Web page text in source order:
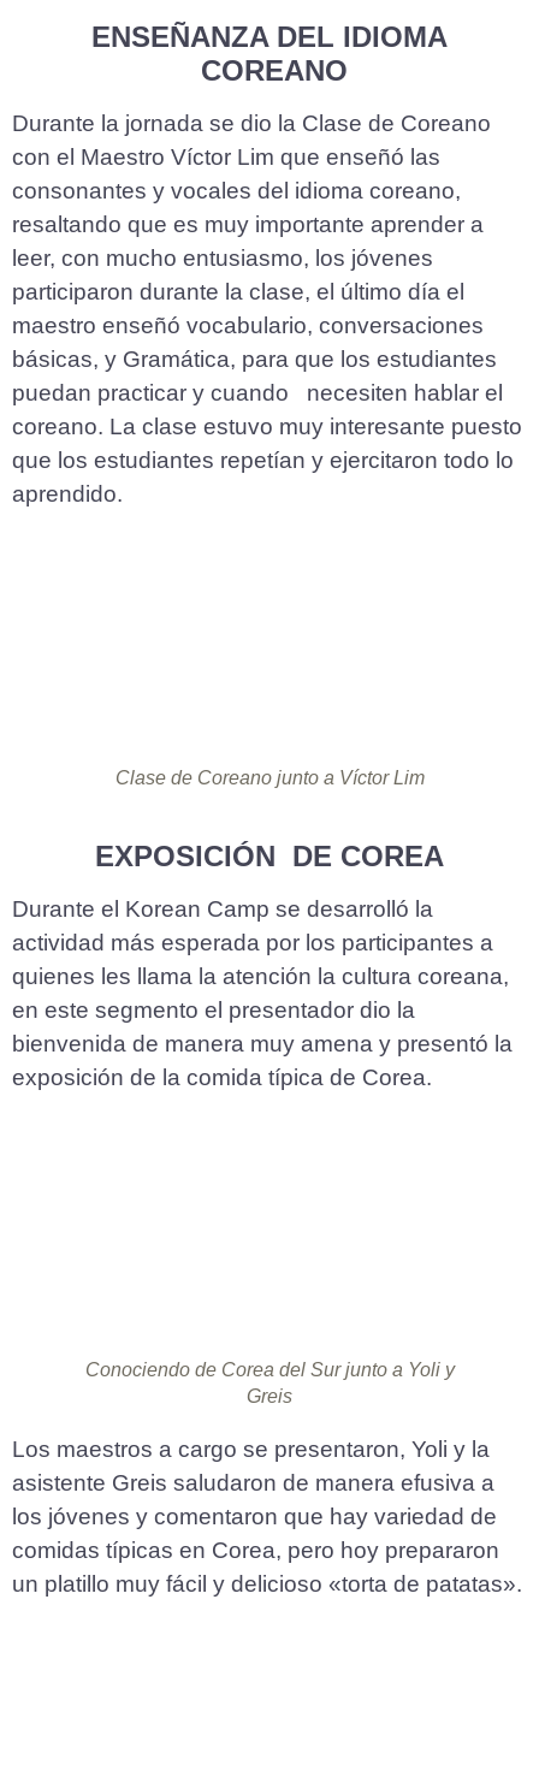
ENSEÑANZA DEL IDIOMA
COREANO
Durante la jornada se dio la Clase de Coreano
con el Maestro Víctor Lim que enseñó las
consonantes y vocales del idioma coreano,
resaltando que es muy importante aprender a
leer, con mucho entusiasmo, los jóvenes
participaron durante la clase, el último día el
maestro enseñó vocabulario, conversaciones
básicas, y Gramática, para que los estudiantes
puedan practicar y cuando necesiten hablar el
coreano. La clase estuvo muy interesante puesto
que los estudiantes repetían y ejercitaron todo lo
aprendido.
Clase de Coreano junto a Víctor Lim
EXPOSICIÓN DE COREA
Durante el Korean Camp se desarrolló la
actividad más esperada por los participantes a
quienes les llama la atención la cultura coreana,
en este segmento el presentador dio la
bienvenida de manera muy amena y presentó la
exposición de la comida típica de Corea.
Conociendo de Corea del Sur junto a Yoli y
Greis
Los maestros a cargo se presentaron, Yoli y la
asistente Greis saludaron de manera efusiva a
los jóvenes y comentaron que hay variedad de
comidas típicas en Corea, pero hoy prepararon
un platillo muy fácil y delicioso «torta de patatas».